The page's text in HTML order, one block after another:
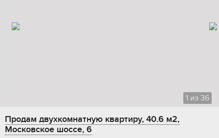
1 из 36
Продам двухкомнатную квартиру, 40.6 м2,
Московское шоссе, 6